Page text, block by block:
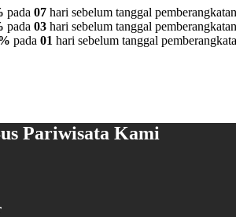
pada 07 hari sebelum tanggal
pada 03 hari sebelum tanggal
pada 01 hari sebelum tanggal
Pariwisata Kami